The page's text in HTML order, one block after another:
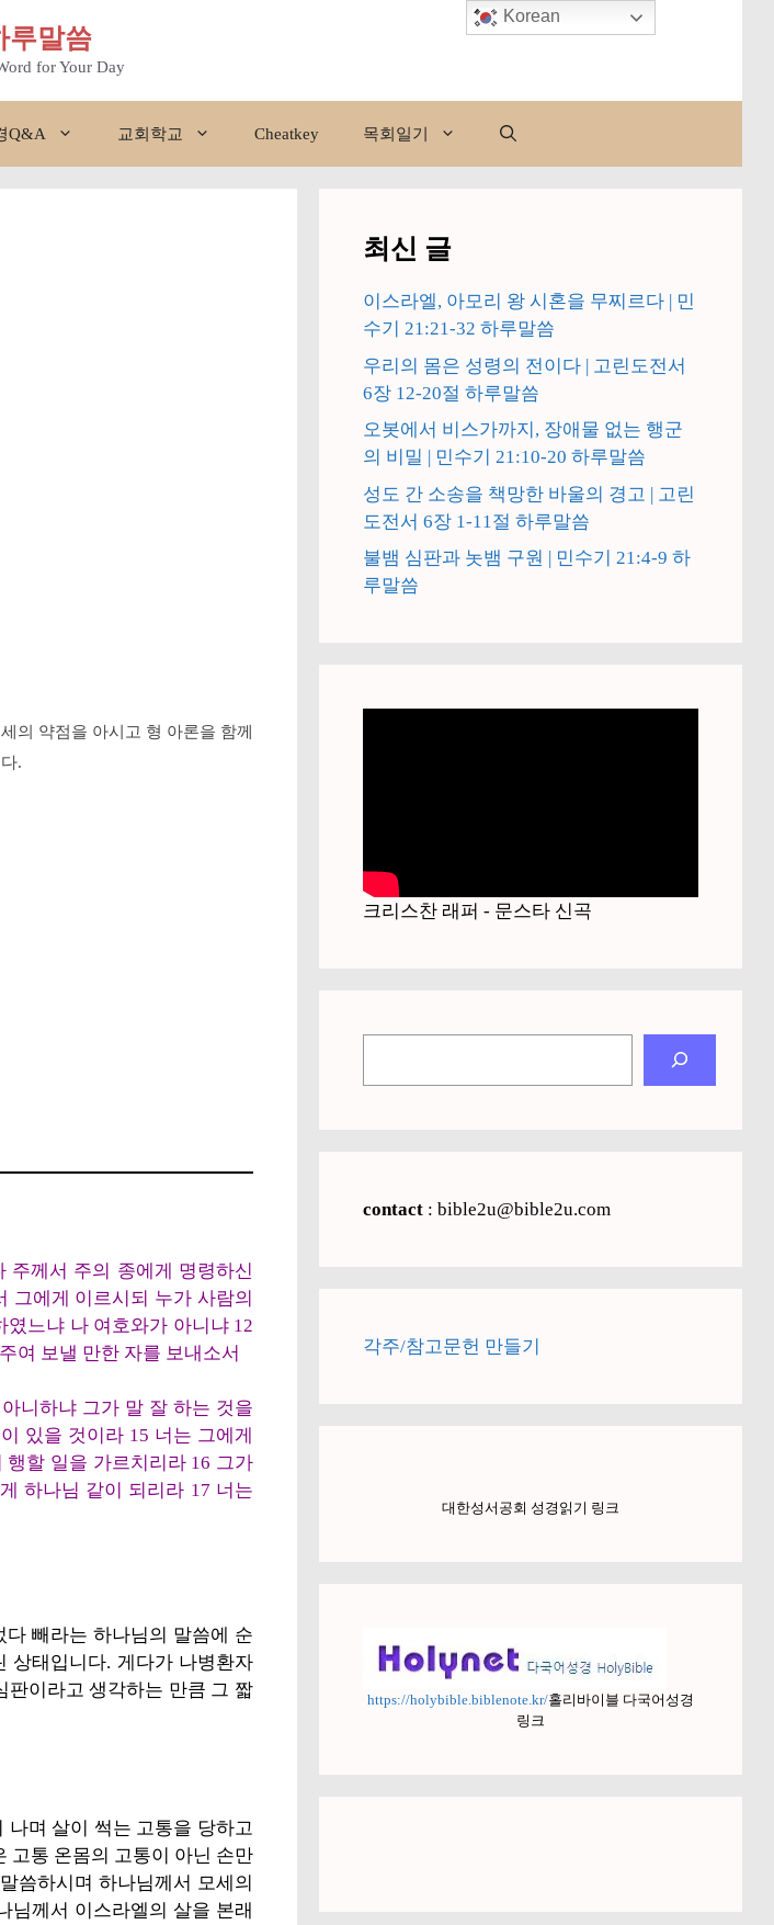
루말씀
for Your Day
Q&A 교회학교 Cheatkey 목회일기
의 약점을 아시고 형 아론을 함께
.
주께서 주의 종에게 명령하신
그에게 이르시되 누가 사람의
느냐 나 여호와가 아니냐 12
여 보낼 만한 자를 보내소서
니하냐 그가 말 잘 하는 것을
있을 것이라 15 너는 그에게
할 일을 가르치리라 16 그가
하나님 같이 되리라 17 너는
빼라는 하나님의 말씀에 순
상태입니다. 게다가 나병환자
판이라고 생각하는 만큼 그 짧
며 살이 썩는 고통을 당하고
고통 온몸의 고통이 아닌 손만
씀하시며 하나님께서 모세의
님께서 이스라엘의 살을 본래
최신 글
이스라엘, 아모리 왕 시혼을 무찌르다 | 민
수기 21:21-32 하루말씀
우리의 몸은 성령의 전이다 | 고린도전서
6장 12-20절 하루말씀
오봇에서 비스가까지, 장애물 없는 행군
의 비밀 | 민수기 21:10-20 하루말씀
성도 간 소송을 책망한 바울의 경고 | 고린
도전서 6장 1-11절 하루말씀
불뱀 심판과 놋뱀 구원 | 민수기 21:4-9 하
루말씀
크리스찬 래퍼 - 문스타 신곡
contact : bible2u@bible2u.com
각주/참고문헌 만들기
대한성서공회 성경읽기 링크
https://holybible.biblenote.kr/홀리바이블 다국어성경
링크
Korean